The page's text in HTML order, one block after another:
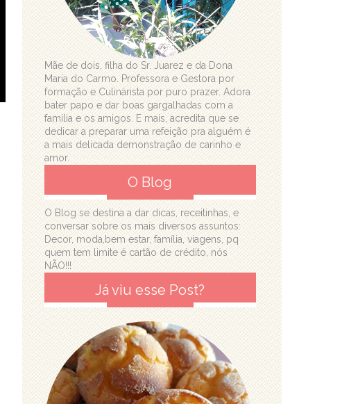
Mãe de dois, filha do Sr. Juarez e da Dona
Maria do Carmo. Professora e Gestora por
formação e Culinárista por puro prazer. Adora
bater papo e dar boas gargalhadas com a
família e os amigos. E mais, acredita que se
dedicar a preparar uma refeição pra alguém é
a mais delicada demonstração de carinho e
amor.
O Blog
O Blog se destina a dar dicas, receitinhas, e
conversar sobre os mais diversos assuntos:
Decor, moda,bem estar, família, viagens, pq
quem tem limite é cartão de crédito, nós
NÃO!!!
Já viu esse Post?